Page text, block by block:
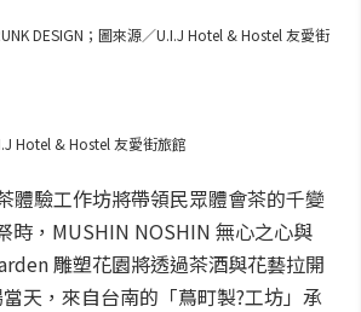
DESIGN；圖來源／U.I.J Hotel & Hostel 友愛街
Hotel & Hostel 友愛街旅館
體驗工作坊將帶領民眾體會茶的千變
時，MUSHIN NOSHIN 無心之心與
雕塑花園將透過茶酒與花藝拉開
天，來自台南的「蔦町製?工坊」承